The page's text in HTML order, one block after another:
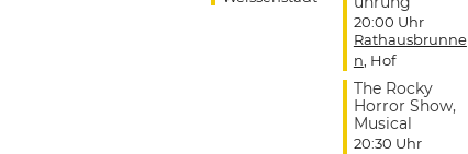
20:00 Uhr
Rathausbrunne
n , Hof
The Rocky
Horror Show,
Musical
20:30 Uhr